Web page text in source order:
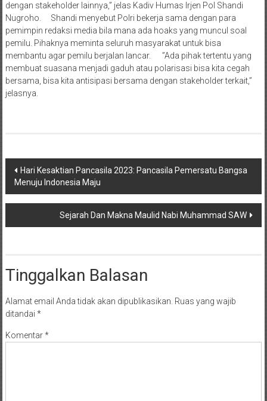
dengan stakeholder lainnya,” jelas Kadiv Humas Irjen Pol Shandi
Nugroho. Shandi menyebut Polri bekerja sama dengan para
pemimpin redaksi media bila mana ada hoaks yang muncul soal
pemilu. Pihaknya meminta seluruh masyarakat untuk bisa
membantu agar pemilu berjalan lancar. ”Ada pihak tertentu yang
membuat suasana menjadi gaduh atau polarisasi bisa kita cegah
bersama, bisa kita antisipasi bersama dengan stakeholder terkait,”
jelasnya.
Navigasi
pos
Hari Kesaktian Pancasila 2023: Pancasila Pemersatu Bangsa
Menuju Indonesia Maju
Sejarah Dan Makna Maulid Nabi Muhammad SAW
Tinggalkan Balasan
Alamat email Anda tidak akan dipublikasikan. Ruas yang wajib
ditandai *
Komentar*